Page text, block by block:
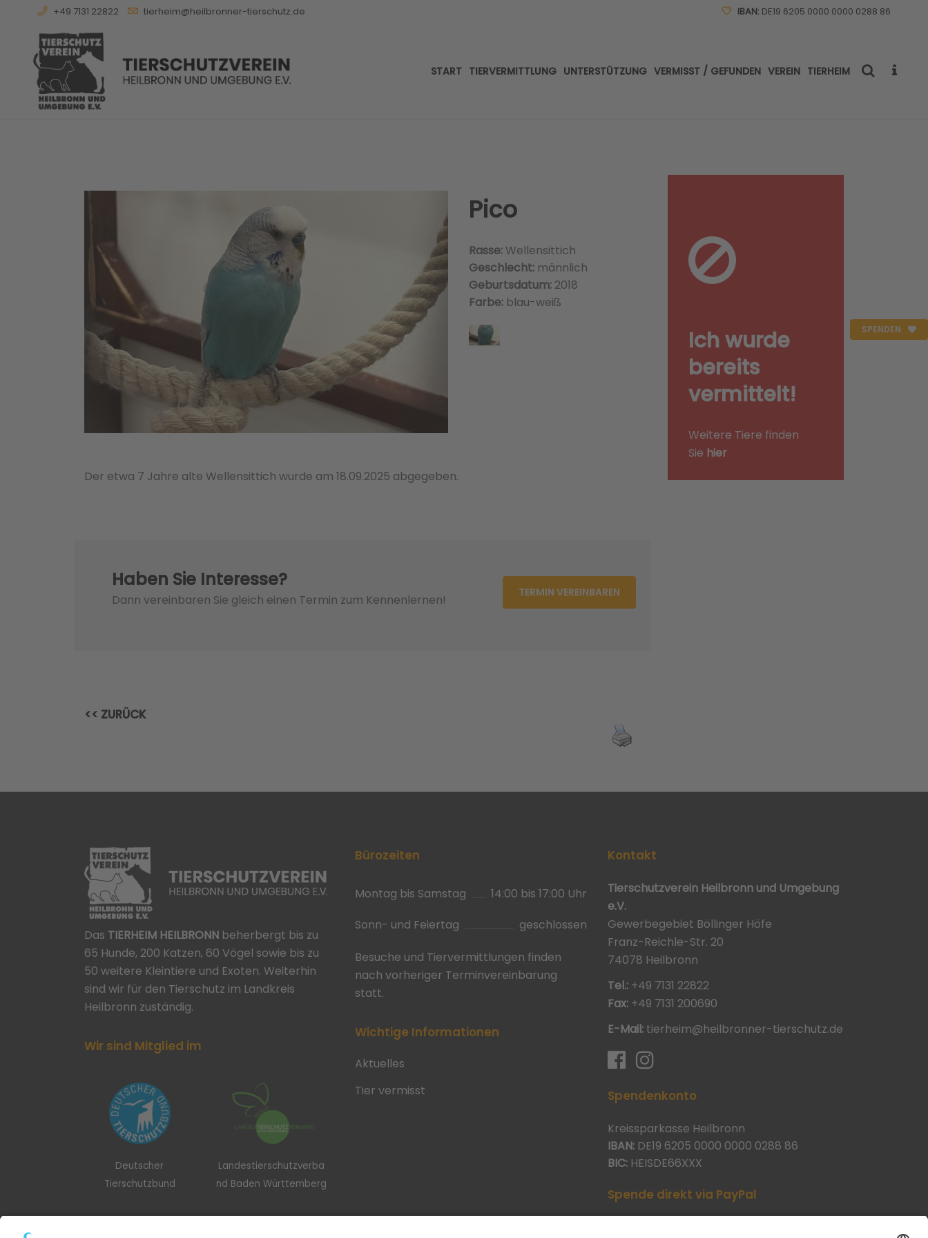
+49 7131 22822 tierheim@heilbronner-tierschutz.de IBAN: DE19 6205 0000 0000 0288 86
START TIERVERMITTLUNG UNTERSTÜTZUNG VERMISST / GEFUNDEN VEREIN TIERHEIM
SPENDEN
Pico
Rasse:Wellensittich
Geschlecht: männlich
Geburtsdatum: 2018
Farbe: blau-weiß
Der etwa 7 Jahre alte Wellensittich wurde am 18.09.2025 abgegeben.
Haben Sie Interesse?
Dann vereinbaren Sie gleich einen Termin zum Kennenlernen! TERMIN VEREINBAREN
<< ZURÜCK
Ich wurde
bereits
vermittelt!
Weitere Tiere finden
Sie hier
Das TIERHEIM HEILBRONN beherbergt bis zu
65 Hunde, 200 Katzen, 60 Vögel sowie bis zu
50 weitere Kleintiere und Exoten. Weiterhin
sind wir für den Tierschutz im Landkreis
Heilbronn zuständig.
Wir sind Mitglied im
Deutscher
Tierschutzbund
Landestierschutzverba
nd Baden Württemberg
Bürozeiten
Montag bis Samstag
14:00 bis 17:00 Uhr
Sonn- und Feiertag
geschlossen
Besuche und Tiervermittlungen finden
nach vorheriger Terminvereinbarung
statt.
Wichtige Informationen
Aktuelles
Tier vermisst
Kontakt
Tierschutzverein Heilbronn und Umgebung
e.V.
Gewerbegebiet Böllinger Höfe
Franz-Reichle-Str. 20
74078 Heilbronn
Tel.: +49 7131 22822
Fax: +49 7131 200690
E-Mail: tierheim@heilbronner-tierschutz.de
Spendenkonto
Kreissparkasse Heilbronn
IBAN: DE19 6205 0000 0000 0288 86
BIC: HEISDE66XXX
Spende direkt via PayPal